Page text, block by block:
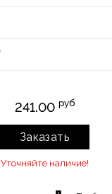
241.00 руб
Заказать
Уточняйте наличие!